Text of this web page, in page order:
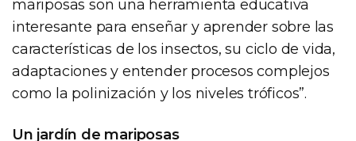
mariposas son una herramienta educativa
interesante para enseñar y aprender sobre las
características de los insectos, su ciclo de vida,
adaptaciones y entender procesos complejos
como la polinización y los niveles tróficos”.
Un jardín de mariposas